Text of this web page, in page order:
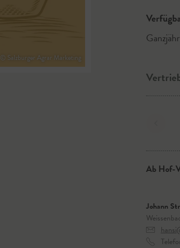
© Salzburger Agrar Marketing
Ab Hof-
Johann